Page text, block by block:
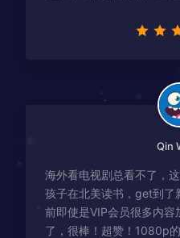
Qin
海外看电视剧总看不了，
孩子在北美读书，get到了
前即使是VIP会员很多内
了，很棒！超赞！1080p